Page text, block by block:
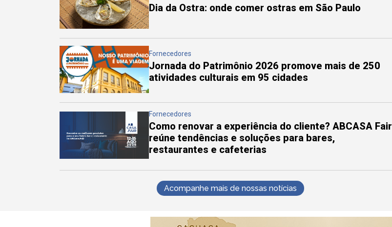
Dia da Ostra: onde comer ostras em São Paulo
Fornecedores
Jornada do Patrimônio 2026 promove mais de 250
atividades culturais em 95 cidades
Fornecedores
Como renovar a experiência do cliente? ABCASA Fair
reúne tendências e soluções para bares,
restaurantes e cafeterias
Acompanhe mais de nossas notícias